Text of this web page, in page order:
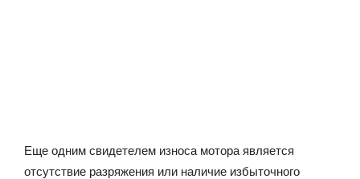
Еще одним свидетелем износа мотора является
отсутствие разряжения или наличие избыточного